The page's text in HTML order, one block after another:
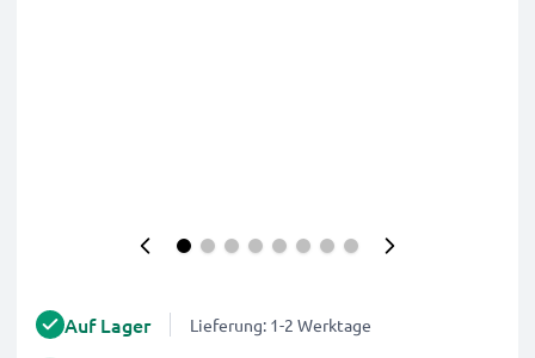
Auf Lager Lieferung: 1-2 Werktage